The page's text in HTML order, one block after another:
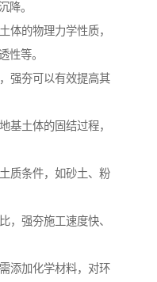
降。
体的物理力学性质，
性等。
强夯可以有效提高其
基土体的固结过程，
质条件，如砂土、粉
，强夯施工速度快、
添加化学材料，对环